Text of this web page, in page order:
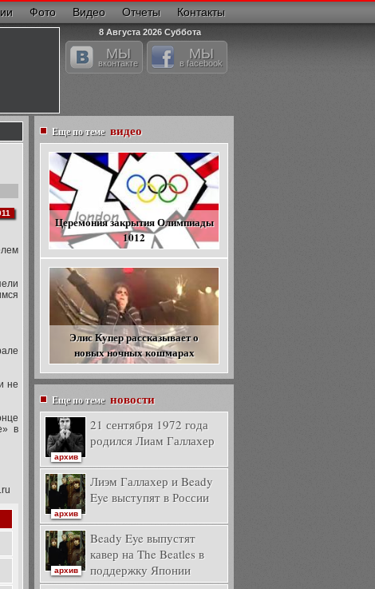
Фото Видео Отчеты Контакты
8 Августа 2026 Суббота
МЫ
вконтакте
МЫ
в facebook
не
в
Еще по теме видео
Церемония закрытия Олимпиады
1012
Элис Купер рассказывает о
новых ночных кошмарах
Еще по теме новости
21 сентября 1972 года
родился Лиам Галлахер
архив
Лиэм Галлахер и Beady
Eye выступят в России
архив
Beady Eye выпустят
кавер на The Beatles в
поддержку Японии
архив